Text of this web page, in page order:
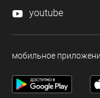
youtube
мобильное